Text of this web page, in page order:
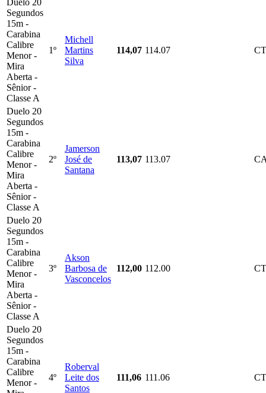
Segundos
15m -
Carabina
Calibre
Menor -
Mira
Aberta -
Sênior -
Classe A
1º
Michell
Martins
Silva
114,07 114.07
Duelo 20
Segundos
15m -
Carabina
Calibre
Menor -
Mira
Aberta -
Sênior -
Classe A
2º
Jamerson
José de
Santana
113,07 113.07
Duelo 20
Segundos
15m -
Carabina
Calibre
Menor -
Mira
Aberta -
Sênior -
Classe A
3º
Akson
Barbosa de
Vasconcelos
112,00 112.00
Duelo 20
Segundos
15m -
Carabina
Calibre
Menor -
4º
Roberval
Leite dos
Santos
111,06 111.06